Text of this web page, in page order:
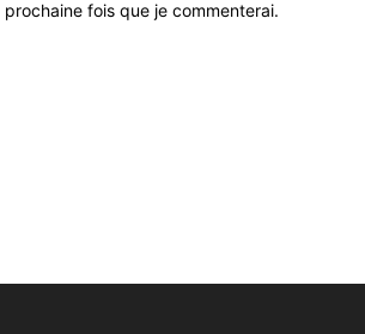
fois que je commenterai.